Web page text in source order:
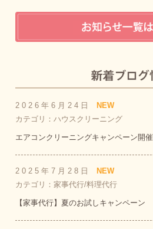
2026年6月24日
NEW
カテゴリ：ハウスクリーニング
エアコンクリーニングキャンペーン開催
2025年7月28日
NEW
カテゴリ：家事代行/料理代行
【家事代行】夏のお試しキャンペーン